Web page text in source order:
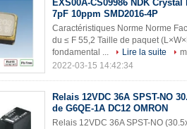
EXS00A-CS09986 NDK
7pF 10ppm SMD2016-4P
Caractéristiques Norme Norme
du ≤ F 55,2 Taille de paquet
fondamental ...
Lire la suite
2022-03-15 14:42:34
Relais 12VDC 36A SPST-NO
de G6QE-1A DC12 OMRON
Relais 12VDC 36A SPST-NO